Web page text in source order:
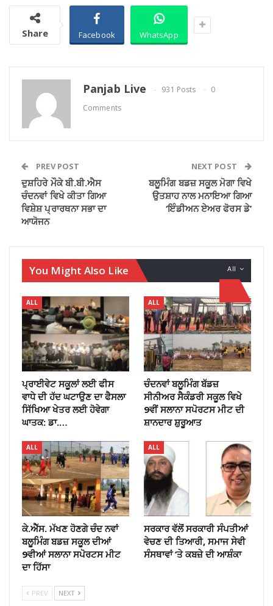
Share Facebook WhatsApp
Panjab Live 931 Posts
0
Comments
PREV POST
ਦੁਸ਼ਹਿਰੇ ਮੌਕੇ ਬੀ.ਬੀ.ਐਸ
ਚੰਦਨਵਾਂ ਵਿਖੇ ਕੀਤਾ ਗਿਆ
ਵਿਸ਼ੇਸ਼ ਪ੍ਰਾਰਥਨਾ ਸਭਾ ਦਾ
ਆਯੋਜਨ
NEXT POST
ਬਲੂਮਿੰਗ ਬਡਜ਼ ਸਕੂਲ ਮੋਗਾ ਵਿਖੇ
ਉਤਸ਼ਾਹ ਨਾਲ ਮਨਾਇਆ ਗਿਆ
‘ਇੰਡੀਅਨ ਏਅਰ ਫੋਰਸ ਡੇ’
All
You Might Also Like
ALL
ਪ੍ਰਾਈਵੇਟ ਸਕੂਲਾਂ ਲਈ ਫੀਸ
ਵਾਧੇ ਦੀ ਹੱਦ ਘਟਾਉਣ ਦਾ ਫੈਸਲਾ
ਸਿੱਖਿਆ ਖੇਤਰ ਲਈ ਹੋਵੇਗਾ
ਘਾਤਕ: ਡਾ.…
ALL
ਚੰਦਨਵਾਂ ਬਲੂਮਿੰਗ ਬੱਡਜ਼
ਸੀਨੀਅਰ ਸੈਕੰਡਰੀ ਸਕੂਲ ਵਿਖੇ
9ਵੀਂ ਸਲਾਨਾ ਸਪੋਰਟਸ ਮੀਟ ਦੀ
ਸ਼ਾਨਦਾਰ ਸ਼ੁਰੂਆਤ
ALL
ਕੇ.ਐੱਸ. ਮੱਖਣ ਹੋਣਗੇ ਚੰਦ ਨਵਾਂ
ਬਲੂਮਿੰਗ ਬਡਜ਼ ਸਕੂਲ ਦੀਆਂ
9ਵੀਆਂ ਸਲਾਨਾ ਸਪੋਰਟਸ ਮੀਟ
ਦਾ ਹਿੱਸਾ
ALL
ਸਰਕਾਰ ਵੱਲੋਂ ਸਰਕਾਰੀ ਸੰਪਤੀਆਂ
ਵੇਚਣ ਦੀ ਤਿਆਰੀ, ਸਮਾਜ ਸੇਵੀ
ਸੰਸਥਾਵਾਂ ’ਤੇ ਕਬਜ਼ੇ ਦੀ ਆਸ਼ੰਕਾ
PREV NEXT